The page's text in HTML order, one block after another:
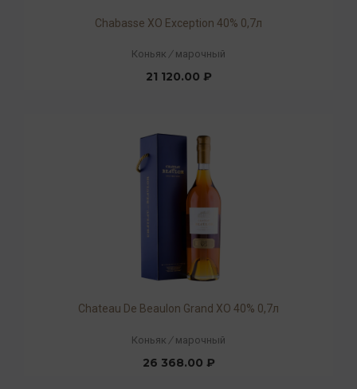
Chabasse XO Exception 40% 0,7л
Коньяк / марочный
21 120.00 ₽
Chateau De Beaulon Grand XO 40% 0,7л
Коньяк / марочный
26 368.00 ₽